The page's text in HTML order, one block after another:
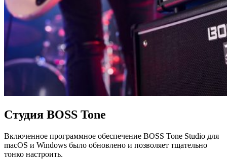
Студия BOSS Tone
Включенное программное обеспечение BOSS Tone Studio для
macOS и Windows было обновлено и позволяет тщательно
тонко настроить.